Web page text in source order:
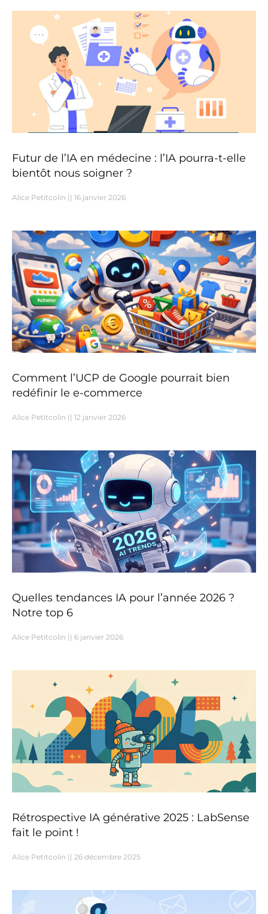
Futur de l’IA en médecine : l’IA pourra-t-elle
bientôt nous soigner ?
Alice Petitcolin 16 janvier 2026
Comment l’UCP de Google pourrait bien
redéfinir le e-commerce
Alice Petitcolin 12 janvier 2026
Quelles tendances IA pour l’année 2026 ?
Notre top 6
Alice Petitcolin 6 janvier 2026
Rétrospective IA générative 2025 : LabSense
fait le point !
Alice Petitcolin 26 décembre 2025